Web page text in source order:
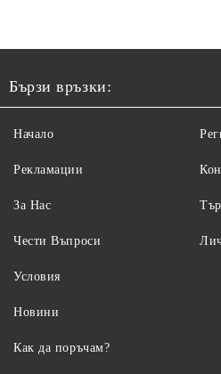
Бързи връзки:
Начало
Рекламации
За Нас
Чести Въпроси
Условия
Новини
Как да поръчам?